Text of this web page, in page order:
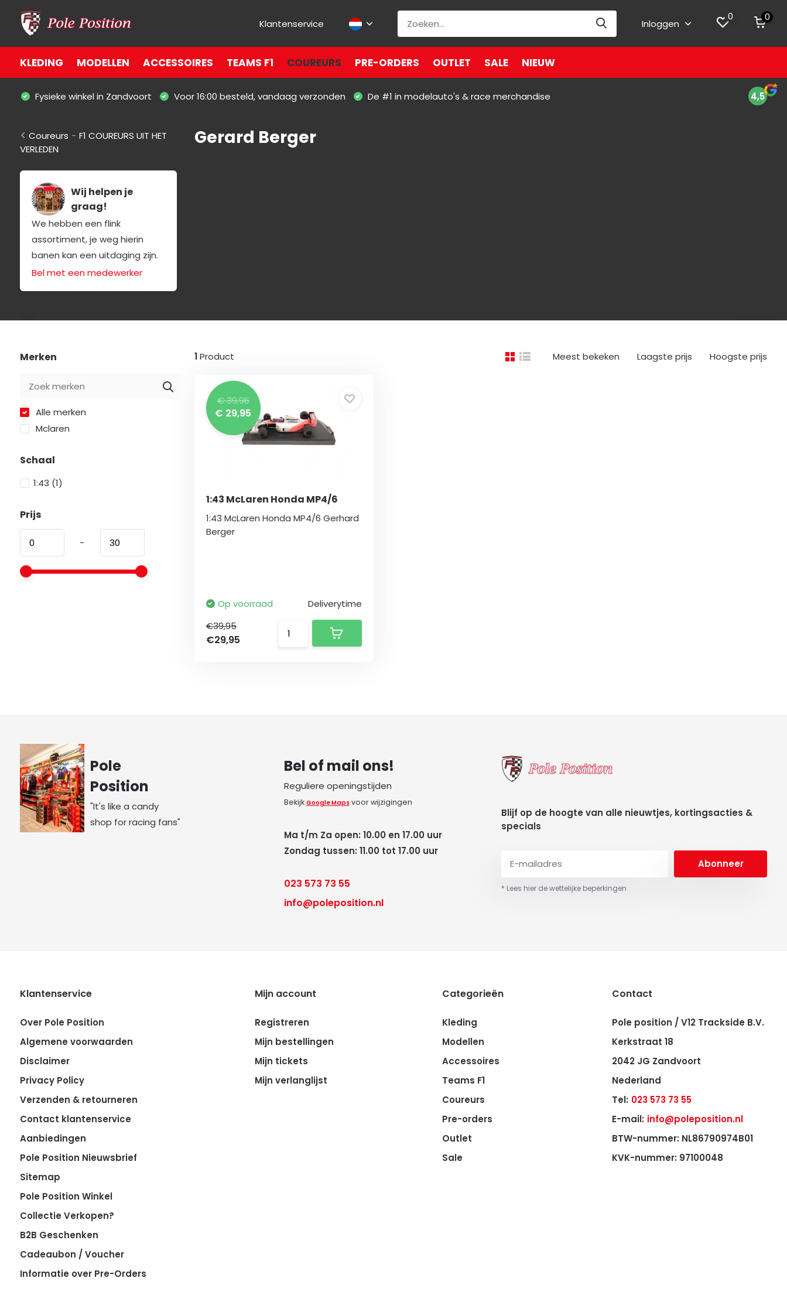
Klantenservice Inloggen
0 0
KLEDING MODELLEN ACCESSOIRES TEAMS F1 COUREURS PRE-ORDERS OUTLET SALE NIEUW
Fysieke winkel in Zandvoort Voor 16:00 besteld, vandaag verzonden De #1 in modelauto's & race merchandise 4,5
Coureurs - F1 COUREURS UIT HET
VERLEDEN
Wij helpen je
graag!
We hebben een flink
assortiment, je weg hierin
banen kan een uitdaging zijn.
Bel met een medewerker
Gerard Berger
Merken
Alle merken
Mclaren
Schaal
1:43 (1)
Prijs
-
1Product Meest bekeken Laagste prijs Hoogste prijs
€ 39,95
€ 29,95
1:43 McLaren Honda MP4/6
1:43 McLaren Honda MP4/6 Gerhard
Berger
Op voorraad
Deliverytime
€39,95
€29,95
Pole
Position
"It's like a candy
shop for racing fans"
Bel of mail ons!
Reguliere openingstijden
Bekijk Google Mapsvoor wijzigingen
Ma t/m Za open: 10.00 en 17.00 uur
Zondag tussen: 11.00 tot 17.00 uur
023 573 73 55
info@poleposition.nl
Blijf op de hoogte van alle nieuwtjes, kortingsacties &
specials
Abonneer
* Lees hier de wettelijke beperkingen
Klantenservice
Over Pole Position
Algemene voorwaarden
Disclaimer
Privacy Policy
Verzenden & retourneren
Contact klantenservice
Aanbiedingen
Pole Position Nieuwsbrief
Sitemap
Pole Position Winkel
Collectie Verkopen?
B2B Geschenken
Cadeaubon / Voucher
Informatie over Pre-Orders
Mijn account
Registreren
Mijn bestellingen
Mijn tickets
Mijn verlanglijst
Categorieën
Kleding
Modellen
Accessoires
Teams F1
Coureurs
Pre-orders
Outlet
Sale
Contact
Pole position / V12 Trackside B.V.
Kerkstraat 18
2042 JG Zandvoort
Nederland
Tel: 023 573 73 55
E-mail: info@poleposition.nl
BTW-nummer: NL86790974B01
KVK-nummer: 97100048